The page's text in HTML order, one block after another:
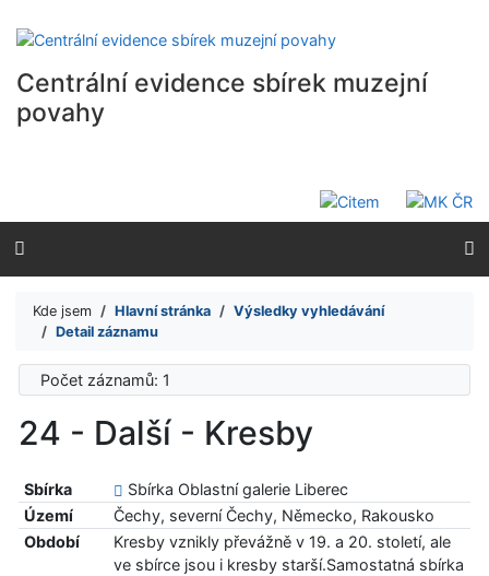
Přejít na menu
Centrální evidence sbírek muzejní
povahy
Kde jsem Hlavní stránka
Výsledky vyhledávání
Detail záznamu
Počet záznamů: 1
24 - Další - Kresby
Sbírka
Sbírka Oblastní galerie Liberec
Území
Čechy, severní Čechy, Německo, Rakousko
Období
Kresby vznikly převážně v 19. a 20. století, ale
ve sbírce jsou i kresby starší.Samostatná sbírka